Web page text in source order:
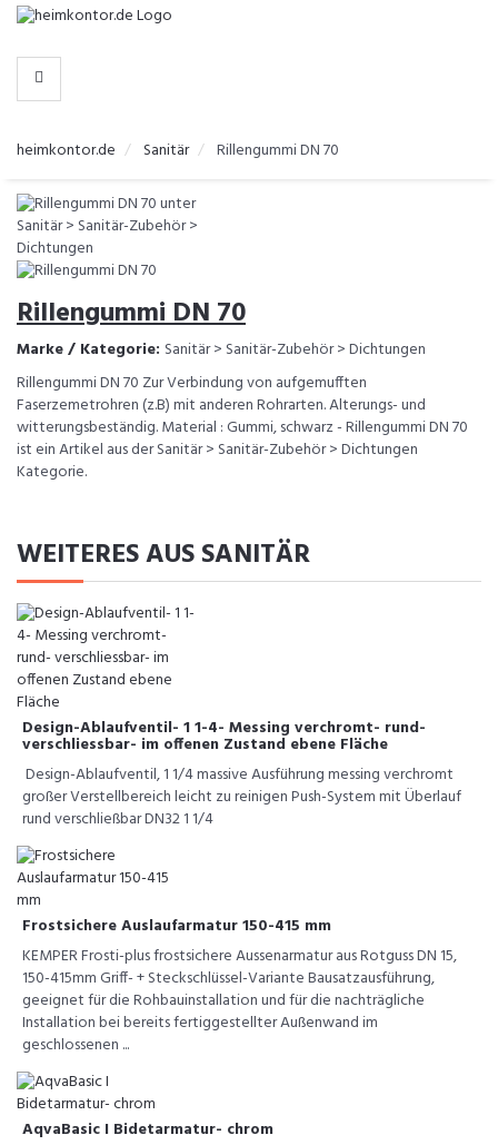
-
KATEGORIEN
heimkontor.de Sanitär Rillengummi DN 70
Rillengummi DN 70
Marke / Kategorie: Sanitär > Sanitär-Zubehör > Dichtungen
Rillengummi DN 70 Zur Verbindung von aufgemufften
Faserzemetrohren (z.B) mit anderen Rohrarten. Alterungs- und
witterungsbeständig. Material : Gummi, schwarz - Rillengummi DN 70
ist ein Artikel aus der Sanitär > Sanitär-Zubehör > Dichtungen
Kategorie.
WEITERES AUS SANITÄR
Design-Ablaufventil- 1 1-4- Messing verchromt- rund-
verschliessbar- im offenen Zustand ebene Fläche
Design-Ablaufventil, 1 1/4 massive Ausführung messing verchromt
großer Verstellbereich leicht zu reinigen Push-System mit Überlauf
rund verschließbar DN32 1 1/4
Frostsichere Auslaufarmatur 150-415 mm
KEMPER Frosti-plus frostsichere Aussenarmatur aus Rotguss DN 15,
150-415mm Griff- + Steckschlüssel-Variante Bausatzausführung,
geeignet für die Rohbauinstallation und für die nachträgliche
Installation bei bereits fertiggestellter Außenwand im
geschlossenen ...
AqvaBasic I Bidetarmatur- chrom